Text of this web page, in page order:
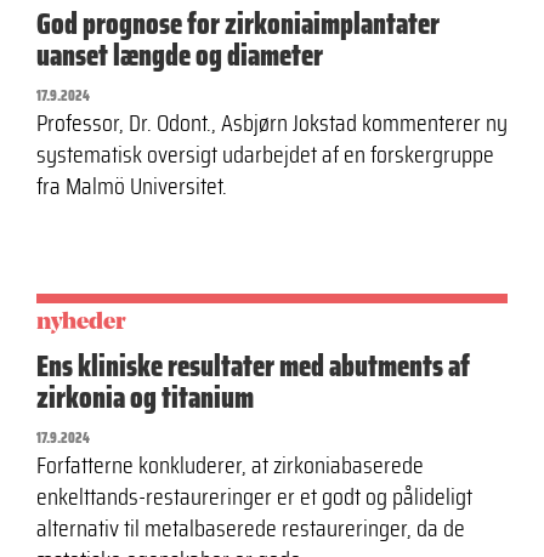
God prognose for zirkoniaimplantater
uanset længde og diameter
17.9.2024
Professor, Dr. Odont., Asbjørn Jokstad kommenterer ny
systematisk oversigt udarbejdet af en forskergruppe
fra Malmö Universitet.
nyheder
Ens kliniske resultater med abutments af
zirkonia og titanium
17.9.2024
Forfatterne konkluderer, at zirkoniabaserede
enkelttands-restaureringer er et godt og pålideligt
alternativ til metalbaserede restaureringer, da de